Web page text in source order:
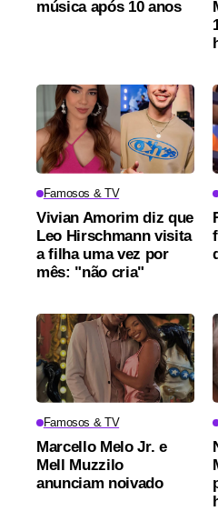
música após 10 anos
Famosos & TV
Vivian Amorim diz que
Leo Hirschmann visita
a filha uma vez por
mês: "não cria"
Famosos & TV
Marcello Melo Jr. e
Mell Muzzilo
anunciam noivado